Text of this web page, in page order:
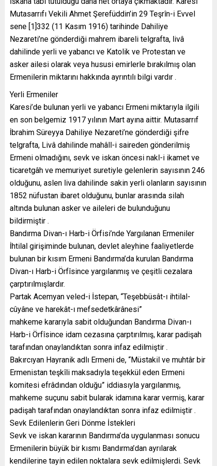
Mutasarrıfı Vekili Ahmet Şerefüddin’in 29 Teşrîn-i Evvel
sene [1]332 (11 Kasım 1916) tarihinde Dahiliye
Nezareti’ne gönderdiği mahrem ibareli telgrafta, livâ
dahilinde yerli ve yabancı ve Katolik ve Protestan ve
asker ailesi olarak veya hususi emirlerle bırakılmış olan
Ermenilerin miktarını hakkında ayrıntılı bilgi vardır .
Yerli Ermeniler
Karesi’de bulunan yerli ve yabancı Ermeni miktarıyla ilgili
en son belgemiz 1917 yılının Mart ayına aittir. Mutasarrıf
İbrahim Süreyya Dahiliye Nezareti’ne gönderdiği şifre
telgrafta, Livâ dahilinde mahâll-i saireden gönderilmiş
Ermeni olmadığını, sevk ve iskan öncesi nakl-i ikamet ve
ticaretgâh ve memuriyet suretiyle gelenlerin sayısının 246
olduğunu, aslen liva dahilinde sakin yerli olanların sayısının
1852 nüfustan ibaret olduğunu, bunlar arasında silah
altında bulunan asker ve aileleri de bulunduğunu
bildirmiştir .
Bandırma Divan-ı Harb-i Örfisi’nde Yargılanan Ermeniler
İhtilal girişiminde bulunan, devlet aleyhine faaliyetlerde
bulunan bir kısım Ermeni Bandırma’da kurulan Bandırma
Divan-ı Harb-i Örfîsince yargılanmış ve çeşitli cezalara
çarptırılmışlardır.
Partak Acemyan veled-i İstepan, “Teşebbüsât-ı ihtilal-
cûyâne ve harekât-ı mefsedetkârânesi”
mahkeme kararıyla sabit olduğundan Bandırma Divan-ı
Harb-i Örfîsince idam cezasına çarptırılmış, karar padişah
tarafından onaylandıktan sonra infaz edilmiştir .
Bakırcıyan Hayranik adlı Ermeni de, “Müstakil ve muhtâr bir
Ermenistan teşkîli maksadıyla teşekkül eden Ermeni
komitesi efrâdından olduğu” iddiasıyla yargılanmış,
mahkeme suçunu sabit bularak idamına karar vermiş, karar
padişah tarafından onaylandıktan sonra infaz edilmiştir .
Sevk Edilenlerin Geri Dönme İstekleri
Sevk ve iskan kararının Bandırma’da uygulanması sonucu
Ermenilerin büyük bir kısmı Bandırma’dan ayrılarak
kendilerine tayin edilen noktalara sevk edilmişlerdi. Sevk